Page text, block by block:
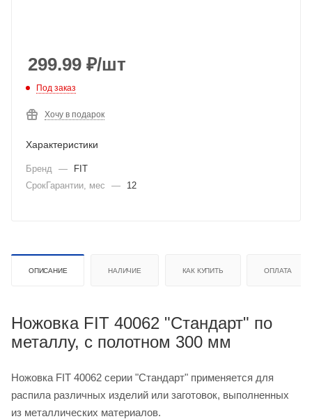
299.99 ₽/шт
Под заказ
Хочу в подарок
Характеристики
Бренд —
FIT
СрокГарантии, мес
— 12
ОПИСАНИЕ НАЛИЧИЕ КАК КУПИТЬ ОПЛАТА
Ножовка FIT 40062 "Стандарт" по
металлу, с полотном 300 мм
Ножовка FIT 40062 серии "Стандарт" применяется для
распила различных изделий или заготовок, выполненных
из металлических материалов.